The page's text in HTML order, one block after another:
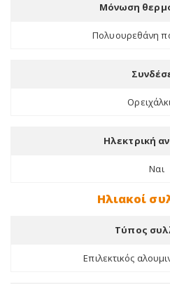
Μόνωση
Πολυουρεθάνη
Ηλεκτρική
Ναι
Ηλιακοί
Τύπος
Επιλεκτικός